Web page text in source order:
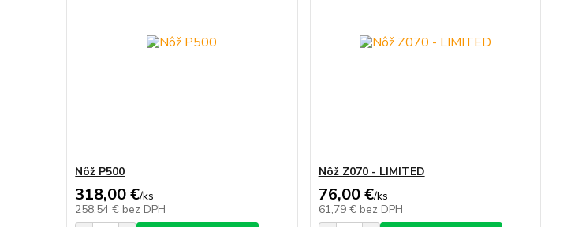
Nôž P500
318,00 €/ks
258,54 € bez DPH
Nôž Z070 - LIMITED
76,00 €/ks
61,79 € bez DPH